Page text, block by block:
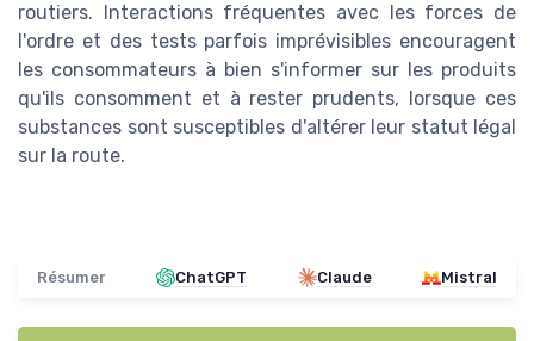
routiers. Interactions fréquentes avec les forces de
l'ordre et des tests parfois imprévisibles encouragent
les consommateurs à bien s'informer sur les produits
qu'ils consomment et à rester prudents, lorsque ces
substances sont susceptibles d'altérer leur statut légal
sur la route.
Résumer ChatGPT Claude Mistral